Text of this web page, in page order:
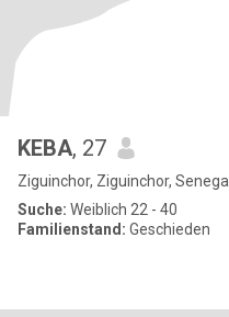
KEBA, 27
Ziguinchor, Ziguinchor, Senegal
Suche: Weiblich 22 - 40
Familienstand: Geschieden